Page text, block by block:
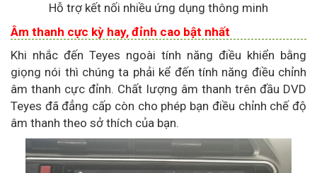
Hỗ trợ kết nối nhiều ứng dụng thông minh
Âm thanh cực kỳ hay, đỉnh cao bật nhất
Khi nhắc đến Teyes ngoài tính năng điều khiển bằng
giọng nói thì chúng ta phải kể đến tính năng điều chỉnh
âm thanh cực đỉnh. Chất lượng âm thanh trên đầu DVD
Teyes đã đẳng cấp còn cho phép bạn điều chỉnh chế độ
âm thanh theo sở thích của bạn.